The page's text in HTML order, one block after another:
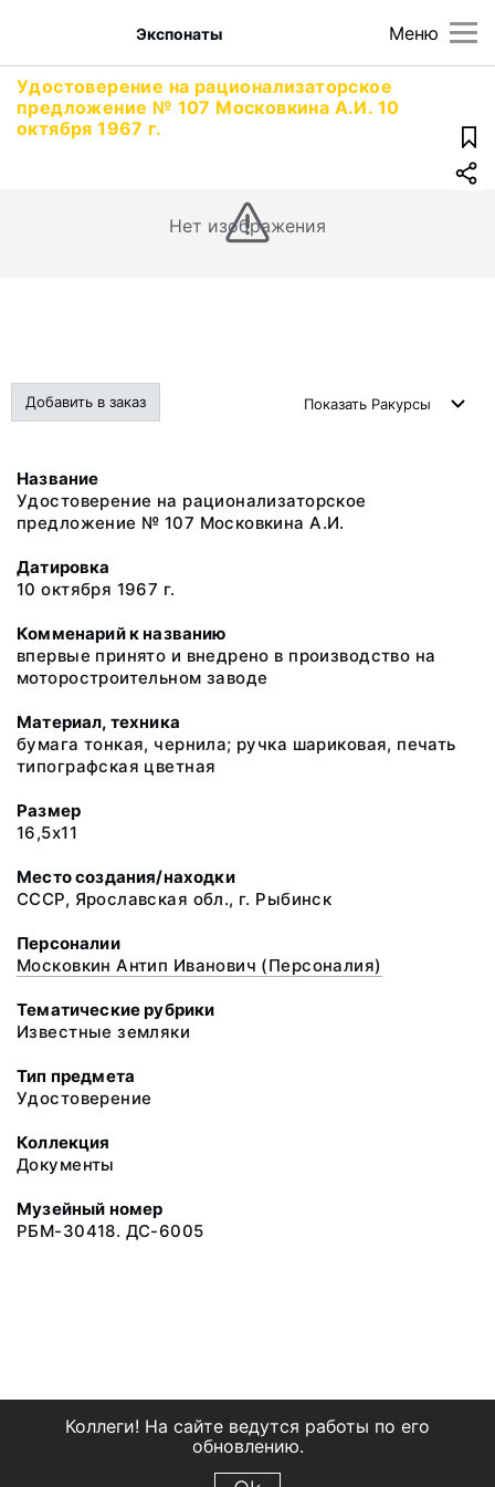
Меню
Экспонаты
Удостоверение на рационализаторское
предложение № 107 Московкина А.И. 10
октября 1967 г.
Нет изображения
Добавить в заказ Показать Ракурсы
Название
Удостоверение на рационализаторское
предложение № 107 Московкина А.И.
Датировка
10 октября 1967 г.
Комменарий к названию
впервые принято и внедрено в производство на
моторостроительном заводе
Материал, техника
бумага тонкая, чернила; ручка шариковая, печать
типографская цветная
Размер
16,5х11
Место создания/находки
СССР, Ярославская обл., г. Рыбинск
Персоналии
Московкин Антип Иванович (Персоналия)
Тематические рубрики
Известные земляки
Тип предмета
Удостоверение
Коллекция
Документы
Музейный номер
РБМ-30418. ДС-6005
Коллеги! На сайте ведутся работы по его
обновлению.